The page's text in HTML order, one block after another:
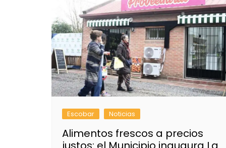
Escobar Noticias
Alimentos frescos a precios